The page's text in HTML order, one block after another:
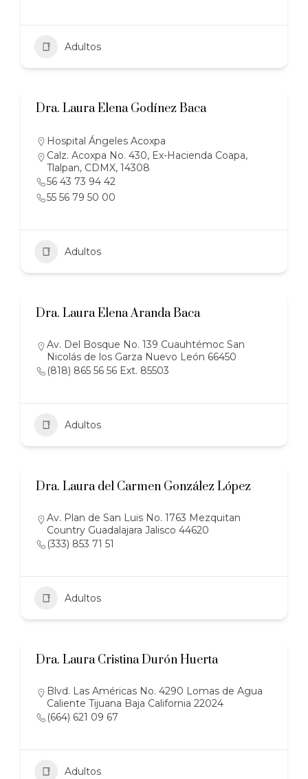
Adultos
Dra. Laura Elena Godínez Baca
Hospital Ángeles Acoxpa
Calz. Acoxpa No. 430, Ex-Hacienda Coapa,
Tlalpan, CDMX, 14308
56 43 73 94 42
55 56 79 50 00
Adultos
Dra. Laura Elena Aranda Baca
Av. Del Bosque No. 139 Cuauhtémoc San
Nicolás de los Garza Nuevo León 66450
(818) 865 56 56 Ext. 85503
Adultos
Dra. Laura del Carmen González López
Av. Plan de San Luis No. 1763 Mezquitan
Country Guadalajara Jalisco 44620
(333) 853 71 51
Adultos
Dra. Laura Cristina Durón Huerta
Blvd. Las Américas No. 4290 Lomas de Agua
Caliente Tijuana Baja California 22024
(664) 621 09 67
Adultos